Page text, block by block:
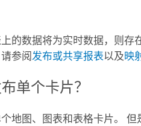
的数据将为实时数据，则存
参阅发布或共享报表以及映
单个卡片？
地图、图表和表格卡片。 但